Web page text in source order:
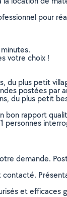
pour
votre choix !
plus petit
postées par
du plus petit
bon rapport
personnes
demande.
et efficaces